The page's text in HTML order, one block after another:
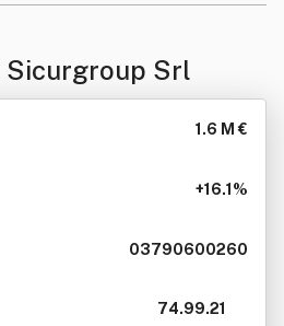
Sicurgroup Srl
1.6 M €
+16.1%
03790600260
74.99.21